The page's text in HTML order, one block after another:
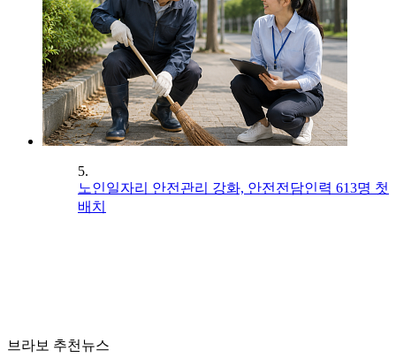
5.
노인일자리 안전관리 강화, 안전전담인력 613명 첫
배치
브라보 추천뉴스